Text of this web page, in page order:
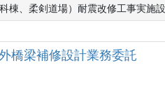
棟、柔剣道場）耐震改修工事実施
橋梁補修設計業務委託